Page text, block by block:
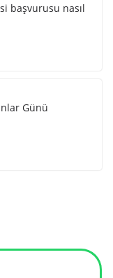
başvurusu nasıl
Günü